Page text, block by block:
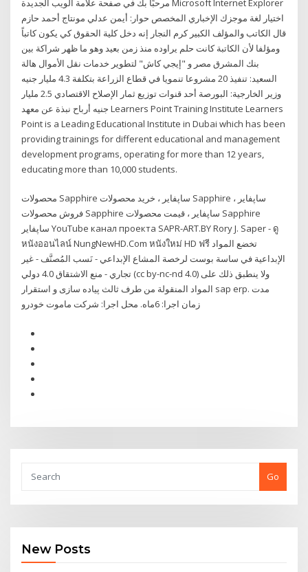
مرحبًا بك في صفحة علامة الويب الجديدة Microsoft Internet Explorer
اختيار لغة موجزك الإخباري المخصص حوار: أيمن عدلي مونتاج أحمد حازم
قال الكاتب والمؤلف الكبير كرم النجار إنه دخل كلية الحقوق كي يكون كاتباً
ومؤلفا لأن الكاتبة كانت حلم يراوده منذ زمن بعيد وهو ما ظهر شراكة بين
بنك المشرق مصر و "إيجي كاش" لتطوير خدمات نقل الأموال هالة
السعيد: تنفيذ 20 مشروعا تنمويا في قطاع الزراعة بتكلفة 4.3 مليار جنيه
وزير الخارجية: البورصة أحد قنوات توزيع ثمار الإصلاح الاقتصادي 2.5 مليار
جنيه أرباح نبذة عن معهد Learners Point Training Institute Learners
Point is a Leading Educational Institute in Dubai which has been
providing trainings for different educational and management
development programs, operating for more than 12 years,
educating more than 10,000 students.
محصولات Sapphire ساپفایر ، خرید محصولات Sapphire ساپفایر ،
فروش محصولات Sapphire ساپفایر ، قیمت محصولات Sapphire
ساپفایر YouTube канал проекта SAPR-ART.BY Rory J. Saper - ดู
หนังออนไลน์ NungNewHD.Com หนังใหม่ HD ฟรี تخضع المواد
الإبداعية في ساسة بوست لرخصة المشاع الإبداعي - نَسب المُصنَّف - غير
تجاري - منع الاشتقاق 4.0 دولي (cc by-nc-nd 4.0) ولا ينطبق ذلك على
المواد المنقولة من طرف ثالث پیاده سازی و استقرار sap erp. مدت
زمان اجرا: 6ماه. محل اجرا: شرکت ماموت خودرو
Go
New Posts